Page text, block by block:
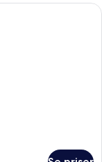
fyra | Allergitestade